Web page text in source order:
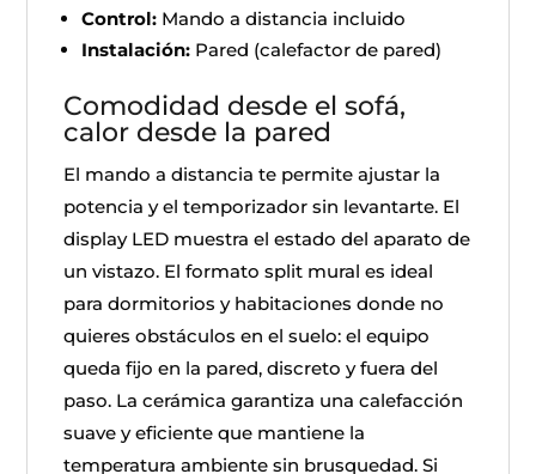
Control: Mando a distancia incluido
Instalación: Pared (calefactor de pared)
Comodidad desde el sofá,
calor desde la pared
El mando a distancia te permite ajustar la
potencia y el temporizador sin levantarte. El
display LED muestra el estado del aparato de
un vistazo. El formato split mural es ideal
para dormitorios y habitaciones donde no
quieres obstáculos en el suelo: el equipo
queda fijo en la pared, discreto y fuera del
paso. La cerámica garantiza una calefacción
suave y eficiente que mantiene la
temperatura ambiente sin brusquedad. Si